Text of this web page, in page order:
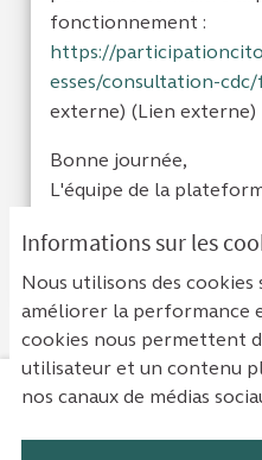
Informations sur les
Nous utilisons des
améliorer la performance
cookies nous permettent
utilisateur et un contenu
nos canaux de médias
fonctionnement :
https://
esses/consultation-
externe) (Lien externe)
Bonne journée,
L'équipe de la
Mentions